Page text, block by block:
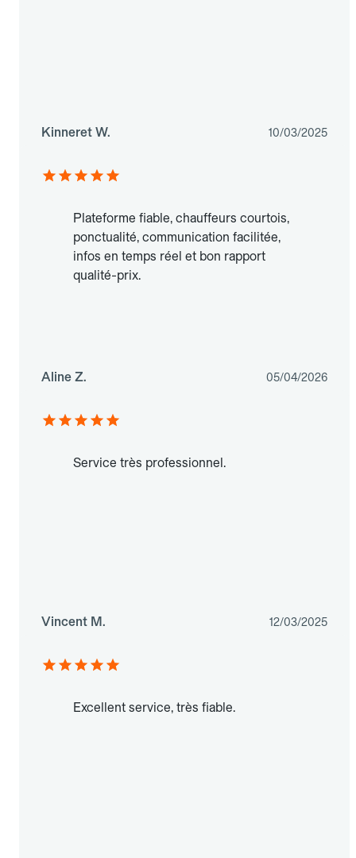
Kinneret W. 10/03/2025
Plateforme fiable, chauffeurs courtois,
ponctualité, communication facilitée,
infos en temps réel et bon rapport
qualité-prix.
Aline Z. 05/04/2026
Service très professionnel.
Vincent M. 12/03/2025
Excellent service, très fiable.